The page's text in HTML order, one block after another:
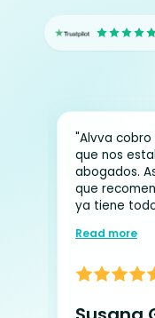
"Alvva
que nos
abogados.
que
ya tiene
Read more